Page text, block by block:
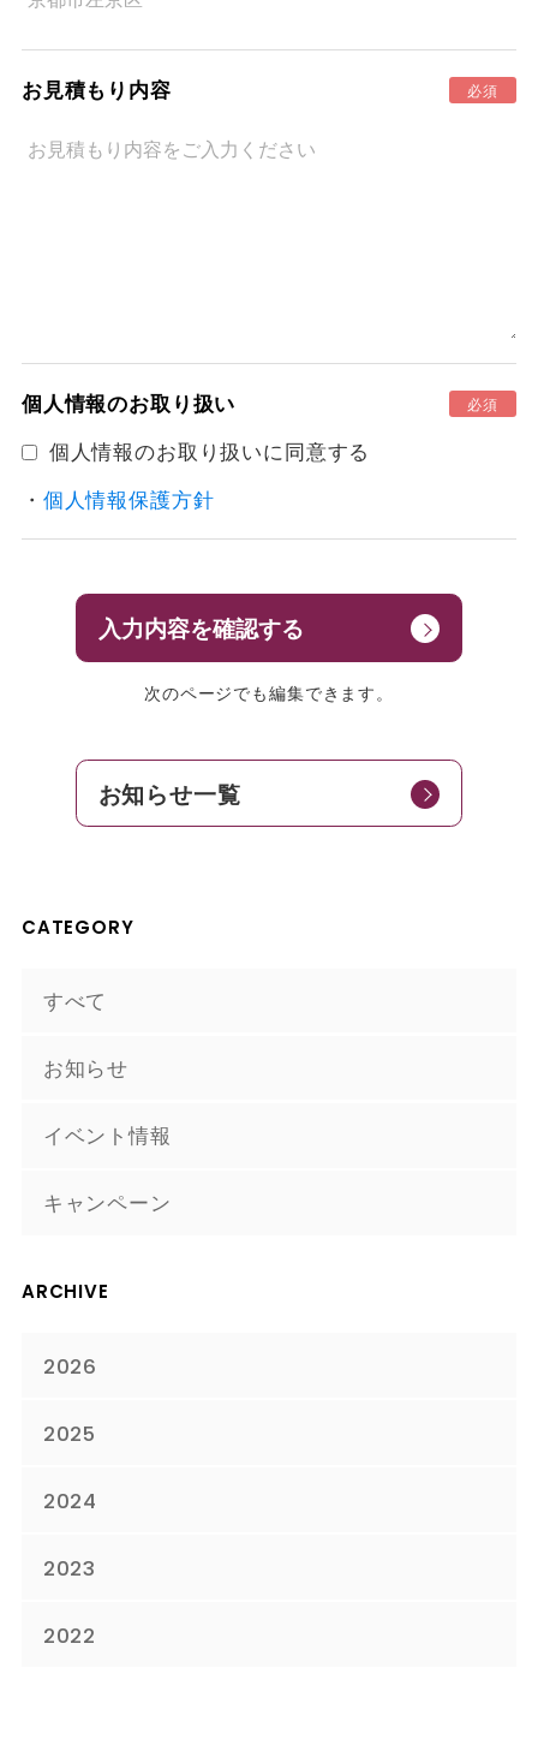
お見積もり内容 必須
個人情報のお取り扱い 必須
個人情報のお取り扱いに同意する
・ 個人情報保護方針
入力内容を確認する
次のページでも編集できます。
お知らせ一覧
CATEGORY
すべて
お知らせ
イベント情報
キャンペーン
ARCHIVE
2026
2025
2024
2023
2022